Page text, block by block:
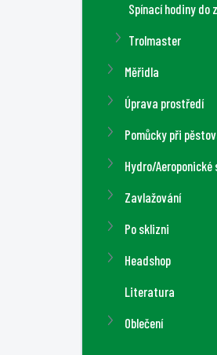
Spínací hodiny do
Trolmaster
Měřidla
Úprava prostředí
Pomůcky při
Hydro/
Zavlažování
Po sklizni
Headshop
Literatura
Oblečení